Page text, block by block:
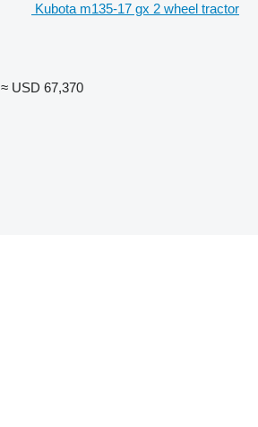
Kubota m135-17 gx 2 wheel tractor
≈ USD 67,370